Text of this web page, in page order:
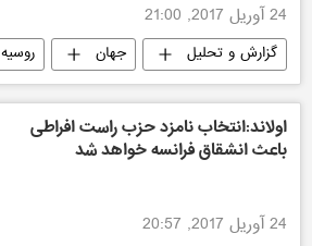
24 آوریل 2017, 21:00
گزارش و تحلیل جهان روسیه
اولاند:انتخاب نامزد حزب راست افراطی
باعث انشقاق فرانسه خواهد شد
24 آوریل 2017, 20:57